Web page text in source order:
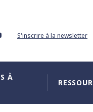
youtubeS'inscrire à la newsletter
À